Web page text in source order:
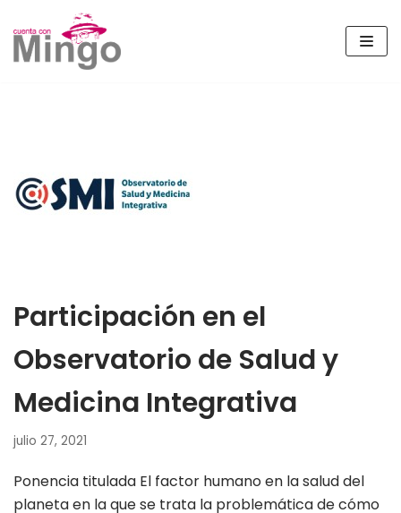
al
contenido
Participación en el
Observatorio de Salud y
Medicina Integrativa
julio 27, 2021
Ponencia titulada El factor humano en la salud del
planeta en la que se trata la problemática de cómo